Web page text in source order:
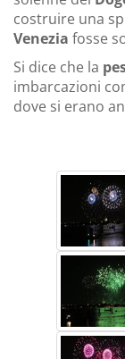
costruire una
Venezia fosse
Si dice che la
imbarcazioni
dove si erano